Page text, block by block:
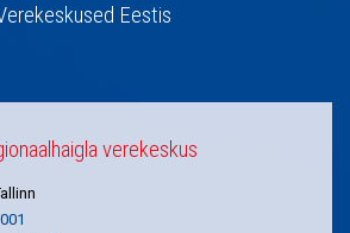
Eestis
verekeskus